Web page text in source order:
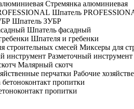
Стремянка алюминиевая
Шпатель
Шпатель ЗУБР
Шпатель фасадный
Шпателя и гребенки
Миксеры для
Разметочный инструмент
Малярный скотч
Рабочие
пропитки